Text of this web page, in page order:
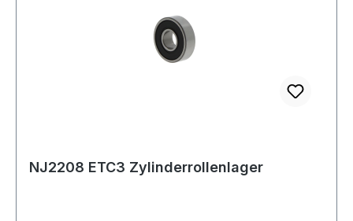
NJ2208 ETC3 Zylinderrollenlager